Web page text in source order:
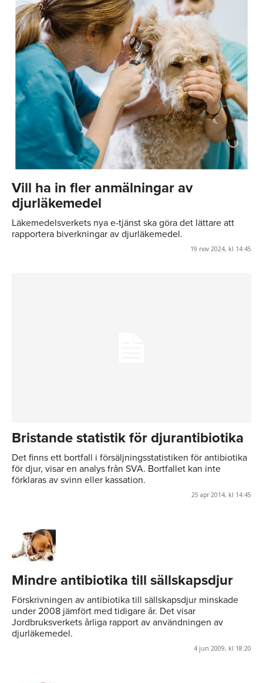
Vill ha in fler anmälningar av
djurläkemedel
Läkemedelsverkets nya e-tjänst ska göra det lättare att
rapportera biverkningar av djurläkemedel.
19 nov 2024, kl 14:45
Bristande statistik för djurantibiotika
Det finns ett bortfall i försäljningsstatistiken för antibiotika
för djur, visar en analys från SVA. Bortfallet kan inte
förklaras av svinn eller kassation.
25 apr 2014, kl 14:45
Mindre antibiotika till sällskapsdjur
Förskrivningen av antibiotika till sällskapsdjur minskade
under 2008 jämfört med tidigare år. Det visar
Jordbruksverkets årliga rapport av användningen av
djurläkemedel.
4 jun 2009, kl 18:20